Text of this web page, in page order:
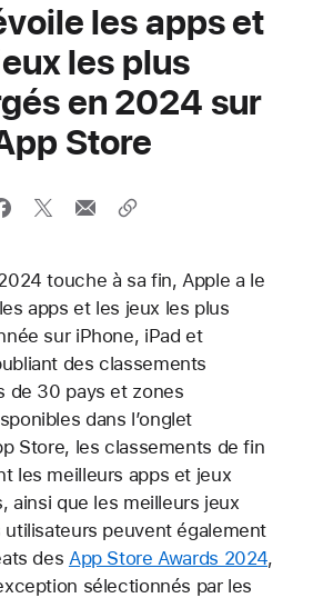
les apps et
les plus
en 2024 sur
Store
touche à sa fin, Apple a le
apps et les jeux les plus
sur iPhone, iPad et
des classements
de 30 pays et zones
dans l’onglet
Store, les classements de fin
les meilleurs apps et jeux
ainsi que les meilleurs jeux
utilisateurs peuvent également
des App Store Awards 2024,
sélectionnés par les